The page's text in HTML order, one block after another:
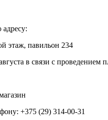
этаж, павильон 234
в связи с проведением
+375 (29) 314-00-31